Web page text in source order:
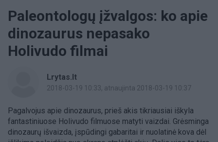
Paleontologų įžvalgos: ko apie
dinozaurus nepasako
Holivudo filmai
Lrytas.lt
2018-03-19 10:33, atnaujinta 2018-03-19 10:37
Pagalvojus apie dinozaurus, prieš akis tikriausiai iškyla
fantastiniuose Holivudo filmuose matyti vaizdai. Grėsminga
dinozaurų išvaizda, įspūdingi gabaritai ir nuolatinė kova dėl